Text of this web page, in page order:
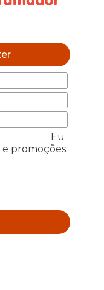
Eu
promoções.